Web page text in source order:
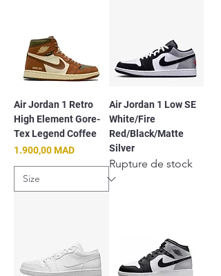
Air Jordan 1 Retro
High Element Gore-
Tex Legend Coffee
Prix
1.900,00 MAD
Air Jordan 1 Low SE
White/Fire
Red/Black/Matte
Silver
Rupture de stock